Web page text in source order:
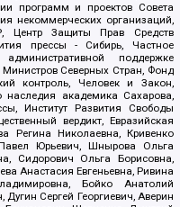
программ и проектов Совета
некоммерческих организаций,
Р, Центр Защиты Прав Средств
прессы - Сибирь, Частное
поддержке
Северных Стран, Фонд
контроль, Человек и Закон,
академика Сахарова,
Институт Развития Свободы
вердикт, Евразийская
Регина Николаевна, Кривенко
Юрьевич, Шнырова Ольга
Сидорович Ольга Борисовна,
Анастасия Евгеньевна, Ривина
Бойко Анатолий
Сергей Георгиевич, Аверин